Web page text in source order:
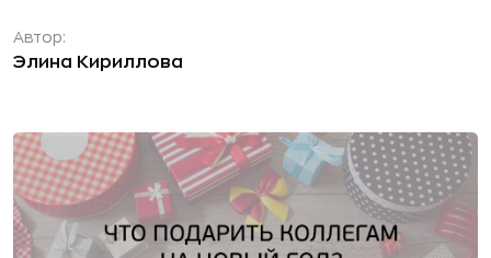
Автор:
Элина Кириллова